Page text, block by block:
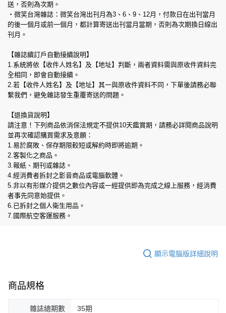
送，否則為次期。
‧微笑台灣雜誌：微笑台灣出刊月為3、6、9、12月，付款日在出刊當月
的後一個月或前一個月，都計算寄送出刊當月當期，否則為次期換日線出
刊月。
【雜誌續訂戶自動接續說明】
1.系統將依【收件人姓名】及【地址】判斷，兩者資料需與原收件資料完
全相同，即會自動接續。
2.若【收件人姓名】及【地址】其一與原收件資料不同，下單後請務必聯
繫我們，避免雜誌發生重覆寄送的問題。
【退換貨說明】
請注意！下列商品依消保法規定不提供10天鑑賞期，請務必詳閱商品說明
並再次確認購買需求及意願：
1.易於腐敗、保存期限較短或解約時即將逾期。
2.客製化之商品。
3.報紙、期刊或雜誌。
4.經消費者拆封之影音商品或電腦軟體。
5.非以有形媒介提供之數位內容或一經提供即為完成之線上服務，經消費
者事先同意始提供。
6.已拆封之個人衛生用品。
7.國際航空客運服務。
顯示電腦版詳細說明
商品規格
雜誌總期數 35期